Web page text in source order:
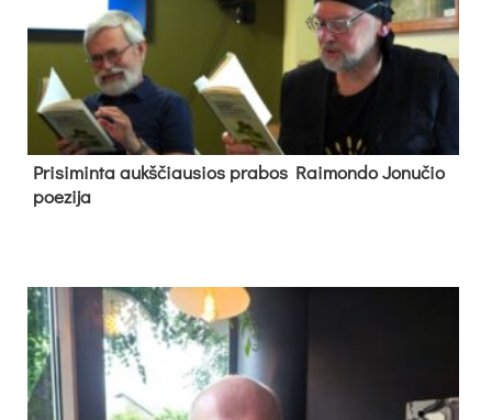
Pri­si­min­ta aukš­čiau­sios pra­bos Rai­mon­do Jo­nu­čio
poe­zi­ja